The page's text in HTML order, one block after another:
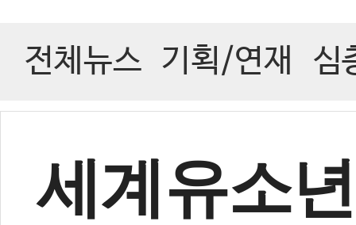
전체뉴스 기획/연재 심
세계유소